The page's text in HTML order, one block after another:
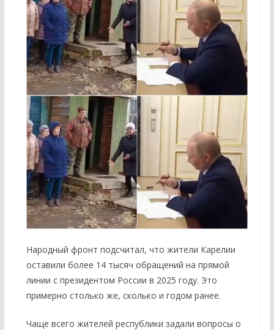
Народный фронт подсчитал, что жители Карелии
оставили более 14 тысяч обращений на прямой
линии с президентом России в 2025 году. Это
примерно столько же, сколько и годом ранее.
Чаще всего жителей республики задали вопросы о